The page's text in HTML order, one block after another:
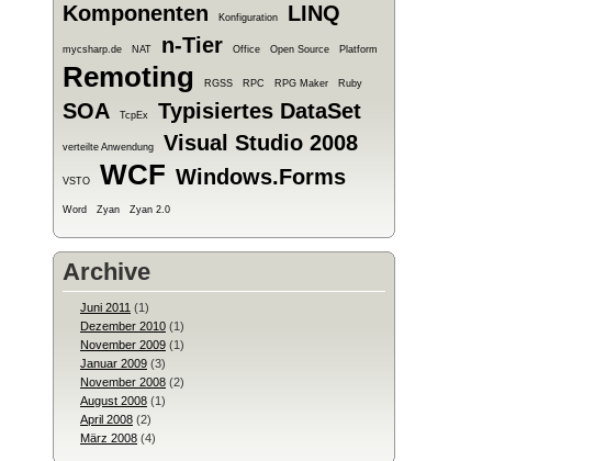
Komponenten Konfiguration LINQ
mycsharp.de NAT n-Tier Office Open Source Platform
Remoting RGSS RPC RPG Maker Ruby
SOA TcpEx Typisiertes DataSet
verteilte Anwendung Visual Studio 2008
VSTO WCF Windows.Forms
Word Zyan Zyan 2.0
Archive
Juni 2011 (1)
Dezember 2010 (1)
November 2009 (1)
Januar 2009 (3)
November 2008 (2)
August 2008 (1)
April 2008 (2)
März 2008 (4)